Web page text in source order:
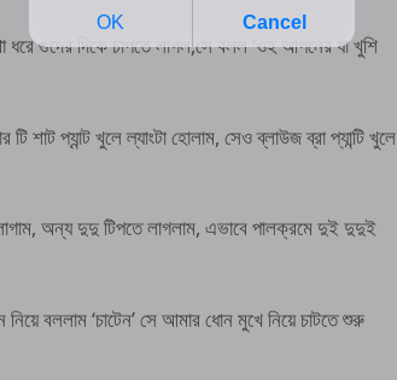
ধরে গুদের দিকে চাপতে লাগল,সে বলল ‘ওহ আপনের যা খুশি
প্যান্ট খুলে ল্যাংটা হোলাম, সেও ব্লাউজ ব্রা প্যান্টি খুলে
অন্য দুদু টিপতে লাগলাম, এভাবে পালক্রমে দুই দুদুই
নিয়ে বললাম ‘চাটেন’ সে আমার ধোন মুখে নিয়ে চাটতে শুরু